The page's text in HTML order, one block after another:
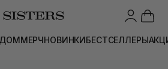
ДОММЕРЧНОВИНКИБЕСТСЕЛЛЕРЫ